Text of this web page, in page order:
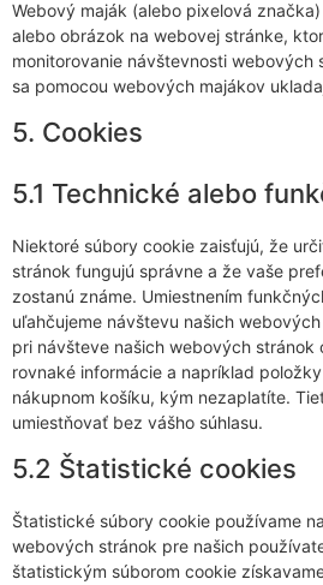
Webový maják (alebo pixelová
alebo obrázok na webovej stránke,
monitorovanie návštevnosti webových
sa pomocou webových majákov
5. Cookies
5.1 Technické alebo
Niektoré súbory cookie zaisťujú, že
stránok fungujú správne a že vaše
zostanú známe. Umiestnením
uľahčujeme návštevu našich
pri návšteve našich webových stránok
rovnaké informácie a napríklad
nákupnom košíku, kým nezaplatíte.
umiestňovať bez vášho súhlasu.
5.2 Štatistické cookies
Štatistické súbory cookie používame
webových stránok pre našich
štatistickým súborom cookie